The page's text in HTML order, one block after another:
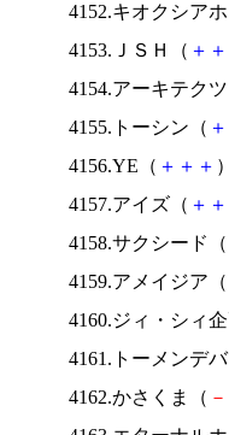
4152.キオクシア
4153.ＪＳＨ（ ＋ ＋
4154.アーキテク
4155.トーシン（ ＋
4156.YE（ ＋ ＋ ＋
4157.アイズ（ ＋ ＋
4158.サクシード（
4159.アメイジア（
4160.ジィ・シィ
4161.トーメンデ
4162.かさくま（ －